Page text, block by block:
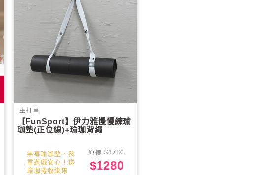
主打星
【FunSport】伊力雅慢慢練瑜
珈墊(正位線)+瑜珈背繩
無毒瑜珈墊、孩
童遊戲安心！送
瑜珈捲收綁帶
原價 $1780
$1280